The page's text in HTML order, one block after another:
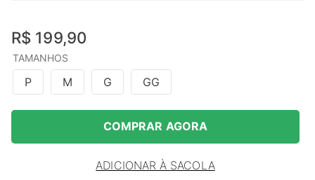
R$ 199,90
TAMANHOS
P M G GG
COMPRAR AGORA
ADICIONAR À SACOLA